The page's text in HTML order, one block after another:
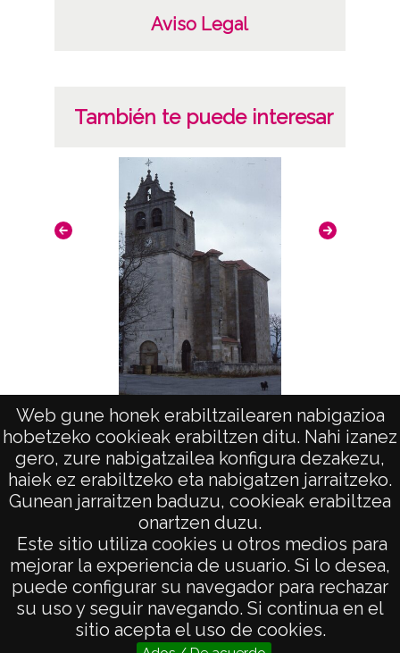
Web gune honek erabiltzailearen nabigazioa
hobetzeko cookieak erabiltzen ditu. Nahi izanez
gero, zure nabigatzailea konfigura dezakezu,
haiek ez erabiltzeko eta nabigatzen jarraitzeko.
Gunean jarraitzen baduzu, cookieak erabiltzea
onartzen duzu.
Este sitio utiliza cookies u otros medios para
mejorar la experiencia de usuario. Si lo desea,
puede configurar su navegador para rechazar
su uso y seguir navegando. Si continua en el
sitio acepta el uso de cookies.
Aviso Legal
También te puede interesar
Campana en Eguilaz
AVISO LEGAL
POLÍTICA DE PRIVACIDAD
ACCESIBILIDAD
ATENCIÓN CIUDADANA